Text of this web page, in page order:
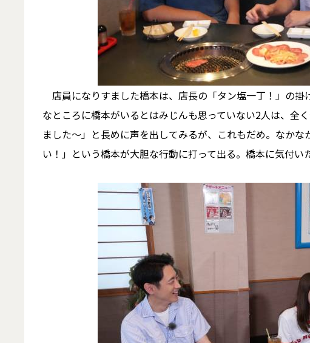
店員になりすました橋本は、店長の「タン塩一丁！」の
なところに橋本がいるとはみじんも思っていない2人は、全
ました～」と長めに声を出してみるが、これもだめ。なか
い！」という橋本が大胆な行動に打って出る。橋本に気付い